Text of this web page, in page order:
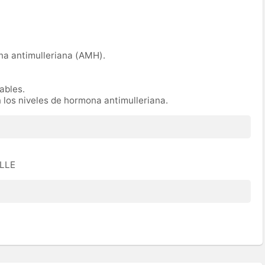
antimulleriana (AMH).
los niveles de hormona antimulleriana.